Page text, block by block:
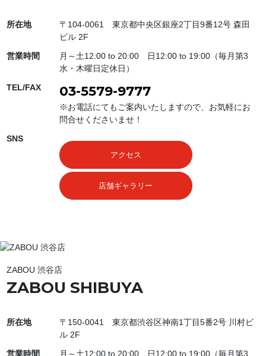
所在地
〒104-0061 東京都中央区銀座2丁目9番12号 森田
ビル 2F
営業時間
月～土12:00 to 20:00 日12:00 to 19:00（毎月第3
水・木曜日定休日）
TEL/FAX 03-5579-9777
※お電話にてもご案内いたしますので、お気軽にお
問合せくださいませ！
SNS
アクセス
店舗ギャラリー
ZABOU 渋谷店
ZABOU SHIBUYA
所在地
〒150-0041 東京都渋谷区神南1丁目5番2号 川村ビ
ル 2F
営業時間
月～土12:00 to 20:00 日12:00 to 19:00（毎月第3